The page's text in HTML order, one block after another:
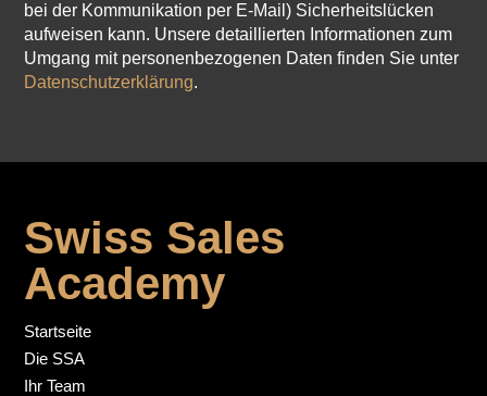
bei der Kommunikation per E-Mail) Sicherheitslücken
aufweisen kann. Unsere detaillierten Informationen zum
Umgang mit personenbezogenen Daten finden Sie unter
Datenschutzerklärung.
Swiss Sales
Academy
Startseite
Die SSA
Ihr Team